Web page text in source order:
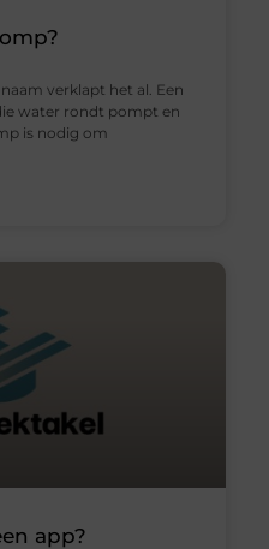
verklapt het al. Een
water rondt pompt en
is nodig om
app?